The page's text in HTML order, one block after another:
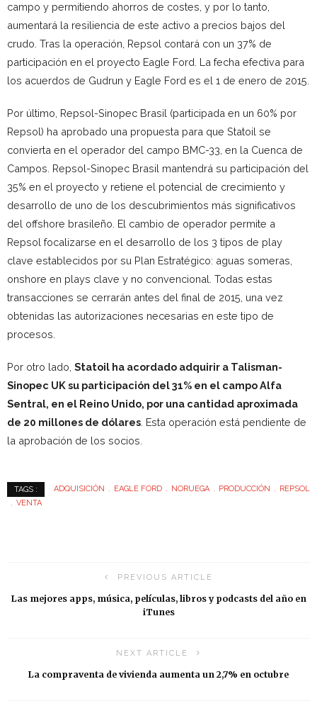
campo y permitiendo ahorros de costes, y por lo tanto,
aumentará la resiliencia de este activo a precios bajos del
crudo. Tras la operación, Repsol contará con un 37% de
participación en el proyecto Eagle Ford. La fecha efectiva para
los acuerdos de Gudrun y Eagle Ford es el 1 de enero de 2015.
Por último, Repsol-Sinopec Brasil (participada en un 60% por
Repsol) ha aprobado una propuesta para que Statoil se
convierta en el operador del campo BMC-33, en la Cuenca de
Campos. Repsol-Sinopec Brasil mantendrá su participación del
35% en el proyecto y retiene el potencial de crecimiento y
desarrollo de uno de los descubrimientos más significativos
del offshore brasileño. El cambio de operador permite a
Repsol focalizarse en el desarrollo de los 3 tipos de play
clave establecidos por su Plan Estratégico: aguas someras,
onshore en plays clave y no convencional. Todas estas
transacciones se cerrarán antes del final de 2015, una vez
obtenidas las autorizaciones necesarias en este tipo de
procesos.
Por otro lado, Statoil ha acordado adquirir a Talisman-
Sinopec UK su participación del 31% en el campo Alfa
Sentral, en el Reino Unido, por una cantidad aproximada
de 20 millones de dólares . Esta operación está pendiente de
la aprobación de los socios.
TAGS : ADQUISICIÓN EAGLE FORD NORUEGA PRODUCCIÓN
REPSOL
VENTA
PREVIOUS ARTICLE
Las mejores apps, música, películas, libros y podcasts del año en
iTunes
NEXT ARTICLE
La compraventa de vivienda aumenta un 2,7% en octubre